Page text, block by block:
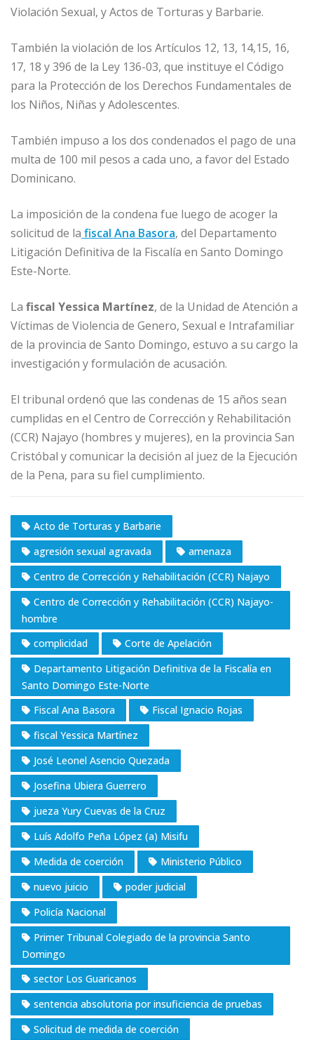
Violación Sexual, y Actos de Torturas y Barbarie.
También la violación de los Artículos 12, 13, 14,15, 16,
17, 18 y 396 de la Ley 136-03, que instituye el Código
para la Protección de los Derechos Fundamentales de
los Niños, Niñas y Adolescentes.
También impuso a los dos condenados el pago de una
multa de 100 mil pesos a cada uno, a favor del Estado
Dominicano.
La imposición de la condena fue luego de acoger la
solicitud de la fiscal Ana Basora, del Departamento
Litigación Definitiva de la Fiscalía en Santo Domingo
Este-Norte.
La fiscal Yessica Martínez, de la Unidad de Atención a
Víctimas de Violencia de Genero, Sexual e Intrafamiliar
de la provincia de Santo Domingo, estuvo a su cargo la
investigación y formulación de acusación.
El tribunal ordenó que las condenas de 15 años sean
cumplidas en el Centro de Corrección y Rehabilitación
(CCR) Najayo (hombres y mujeres), en la provincia San
Cristóbal y comunicar la decisión al juez de la Ejecución
de la Pena, para su fiel cumplimiento.
Acto de Torturas y Barbarie
agresión sexual agravada
amenaza
Centro de Corrección y Rehabilitación (CCR) Najayo
Centro de Corrección y Rehabilitación (CCR) Najayo-
hombre
complicidad
Corte de Apelación
Departamento Litigación Definitiva de la Fiscalía en
Santo Domingo Este-Norte
Fiscal Ana Basora
Fiscal Ignacio Rojas
fiscal Yessica Martínez
José Leonel Asencio Quezada
Josefina Ubiera Guerrero
jueza Yury Cuevas de la Cruz
Luís Adolfo Peña López (a) Misifu
Medida de coerción
Ministerio Público
nuevo juicio
poder judicial
Policía Nacional
Primer Tribunal Colegiado de la provincia Santo
Domingo
sector Los Guaricanos
sentencia absolutoria por insuficiencia de pruebas
Solicitud de medida de coerción